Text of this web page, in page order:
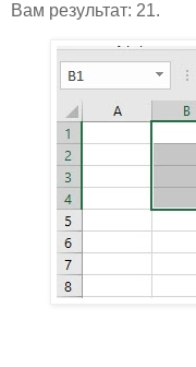
Вам результат: 21.